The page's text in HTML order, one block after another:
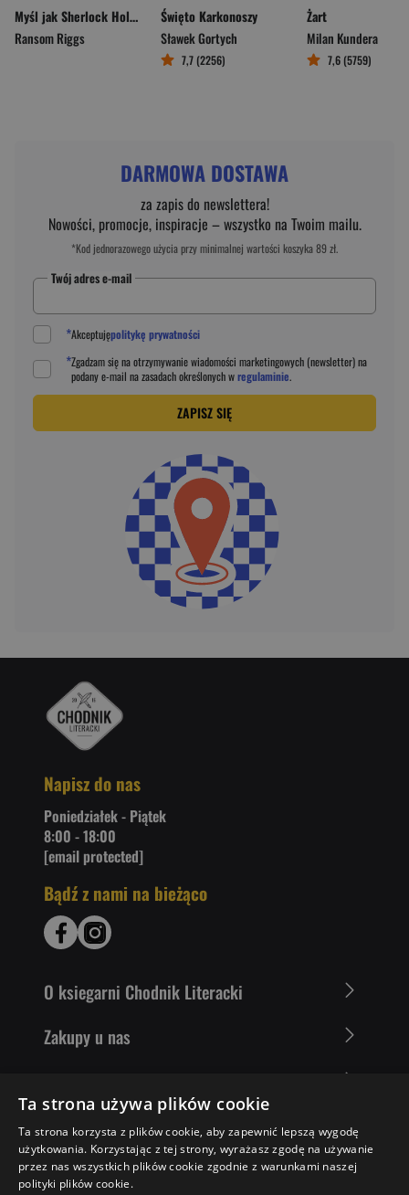
Myśl jak Sherlock Holmes. Metody działania, sekrety i zwyczaje legendarnego detektywa
Ransom Riggs
Święto Karkonoszy
Sławek Gortych
7,7 (2256)
Żart
Milan Kundera
7,6 (5759)
DARMOWA DOSTAWA
za zapis do newslettera!
Nowości, promocje, inspiracje – wszystko na Twoim mailu.
*Kod jednorazowego użycia przy minimalnej wartości koszyka 89 zł.
Twój adres e-mail
*Akceptujępolitykę prywatności
*Zgadzam się na otrzymywanie wiadomości marketingowych (newsletter) na
podanye-mail na zasadach określonych wregulaminie.
ZAPISZ SIĘ
Napisz do nas
Poniedziałek - Piątek
8:00 - 18:00
[email protected]
Bądź z nami na bieżąco
O ksiegarni Chodnik Literacki
Zakupy u nas
Literaci polecają
Ta strona używa plików cookie
Ta strona korzysta z plików cookie, aby zapewnić lepszą wygodę
użytkowania. Korzystając z tej strony, wyrażasz zgodę na używanie
przez nas wszystkich plików cookie zgodnie z warunkami naszej
polityki plików cookie.